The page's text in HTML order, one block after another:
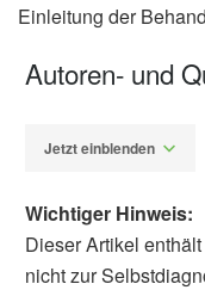
Einleitung der
Autoren- und
Jetzt einblenden
Wichtiger Hinweis:
Dieser Artikel
nicht zur